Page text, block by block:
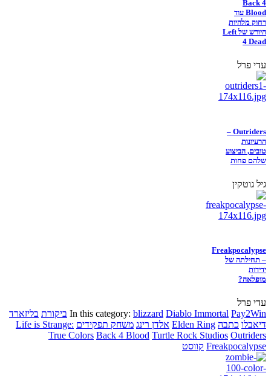
Back 4
Blood עוד
רחוק מלהיות
היורש של Left
4 Dead
עדי פרל
Outriders –
הרעיונות
טובים, הביצוע
שלהם פחות
גיל גוטקין
Freakpocalypse
– תחילתה של
ידידות
מופלאה?
עדי פרל
In this category: blizzard Diablo Immortal Pay2Win ביקורת בליזארד
דיאבלו כתבה Elden Ring אלדן רינג משחק תפקידים Life is Strange:
True Colors Back 4 Blood Turtle Rock Studios Outriders
Freakpocalypse קווסט